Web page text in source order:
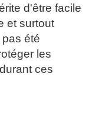
d'être facile
et surtout
été
les
ces